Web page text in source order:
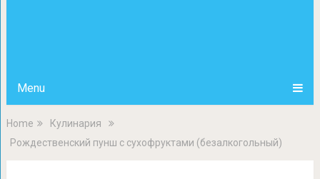
Menu
Home
Кулинария
Рождественский пунш с сухофруктами (безалкогольный)